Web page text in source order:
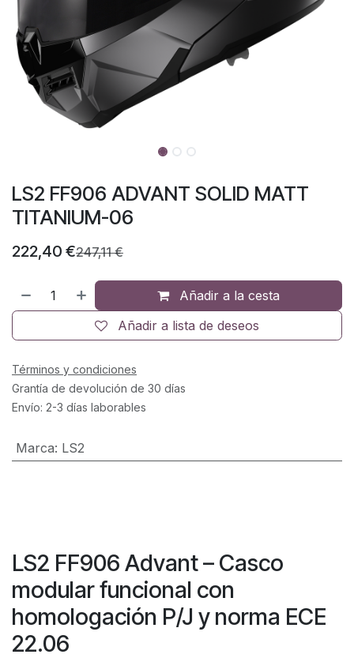
LS2 FF906 ADVANT SOLID MATT
TITANIUM-06
222,40 €247,11€
Añadir a la cesta
Añadir a lista de deseos
Términos y condiciones
Grantía de devolución de 30 días
Envío: 2-3 días laborables
Marca: LS2
LS2 FF906 Advant – Casco
modular funcional con
homologación P/J y norma ECE
22.06